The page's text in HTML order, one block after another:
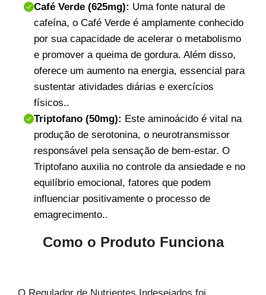
Café Verde (625mg): Uma fonte natural de
cafeína, o Café Verde é amplamente conhecido
por sua capacidade de acelerar o metabolismo
e promover a queima de gordura. Além disso,
oferece um aumento na energia, essencial para
sustentar atividades diárias e exercícios
físicos..
Triptofano (50mg): Este aminoácido é vital na
produção de serotonina, o neurotransmissor
responsável pela sensação de bem-estar. O
Triptofano auxilia no controle da ansiedade e no
equilíbrio emocional, fatores que podem
influenciar positivamente o processo de
emagrecimento..
Como o Produto Funciona
O Regulador de Nutrientes Indesejados foi